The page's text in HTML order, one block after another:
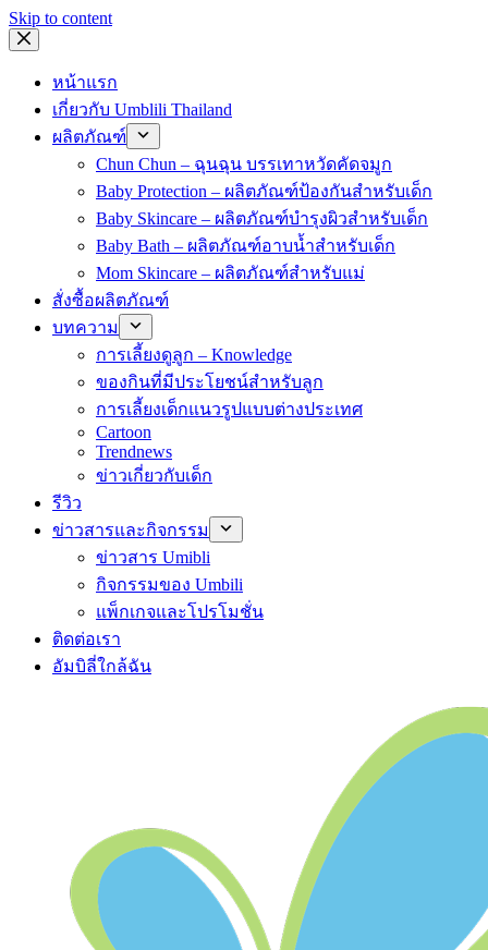
Skip to content
หน้าแรก
เกี่ยวกับ Umblili Thailand
ผลิตภัณฑ์
Chun Chun – ฉุนฉุน บรรเทาหวัดคัดจมูก
Baby Protection – ผลิตภัณฑ์ป้องกันสำหรับเด็ก
Baby Skincare – ผลิตภัณฑ์บำรุงผิวสำหรับเด็ก
Baby Bath – ผลิตภัณฑ์อาบน้ำสำหรับเด็ก
Mom Skincare – ผลิตภัณฑ์สำหรับแม่
สั่งซื้อผลิตภัณฑ์
บทความ
การเลี้ยงดูลูก – Knowledge
ของกินที่มีประโยชน์สำหรับลูก
การเลี้ยงเด็กแนวรูปแบบต่างประเทศ
Cartoon
Trendnews
ข่าวเกี่ยวกับเด็ก
รีวิว
ข่าวสารและกิจกรรม
ข่าวสาร Umibli
กิจกรรมของ Umbili
แพ็กเกจและโปรโมชั่น
ติดต่อเรา
อัมบิลี่ใกล้ฉัน